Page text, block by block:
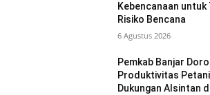
Kebencanaan untuk
Risiko Bencana
6 Agustus 2026
Pemkab Banjar
Produktivitas
Dukungan Alsintan